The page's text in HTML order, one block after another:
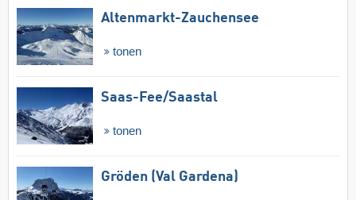
Altenmarkt-Zauchensee
tonen
Saas-Fee/​Saastal
tonen
Gröden (Val Gardena)